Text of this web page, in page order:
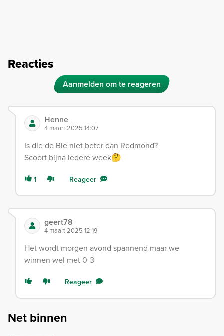
Reacties
Aanmelden om te reageren
Henne
4 maart 2025 14:07
Is die de Bie niet beter dan Redmond?
Scoort bijna iedere week🤔
1 Reageer
geert78
4 maart 2025 12:19
Het wordt morgen avond spannend maar we
winnen wel met 0-3
Reageer
Net binnen